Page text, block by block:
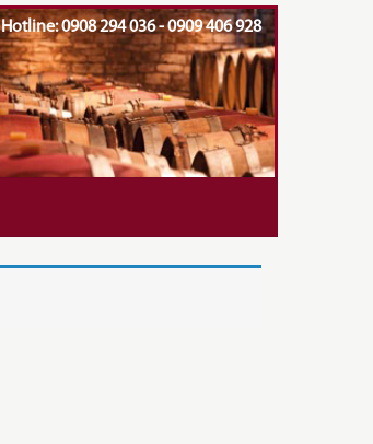
Hotline: 0908 294 036 - 0909 406 928